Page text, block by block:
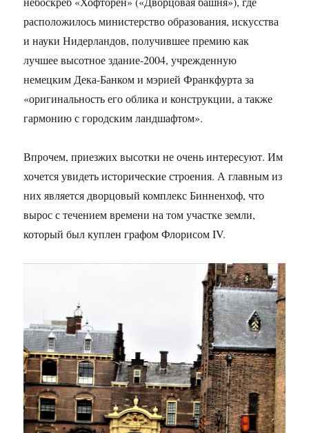
расположилось министерство образования, искусства
и науки Нидерландов, получившее премию как
лучшее высотное здание-2004, учрежденную
немецким Дека-Банком и мэрией Франкфурта за
«оригинальность его облика и конструкции, а также
гармонию с городским ландшафтом».
Впрочем, приезжих высотки не очень интересуют. Им
хочется увидеть исторические строения. А главным из
них является дворцовый комплекс Бинненхоф, что
вырос с течением времени на том участке земли,
который был куплен графом Флорисом IV.